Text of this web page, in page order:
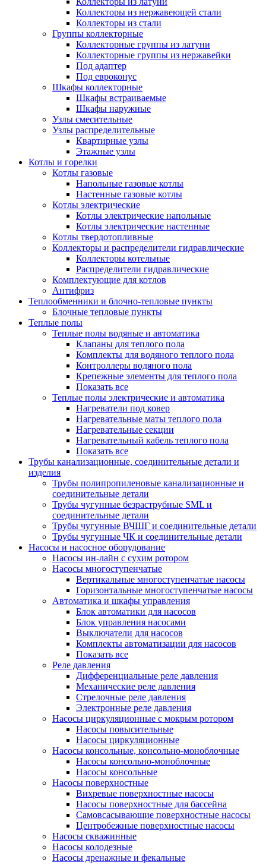
Коллекторы из нержавеющей стали
Коллекторы из стали
Группы коллекторные
Коллекторные группы из латуни
Коллекторные группы из нержавейки
Под адаптер
Под евроконус
Шкафы коллекторные
Шкафы встраиваемые
Шкафы наружные
Узлы смесительные
Узлы распределительные
Квартирные узлы
Этажные узлы
Котлы и горелки
Котлы газовые
Напольные газовые котлы
Настенные газовые котлы
Котлы электрические
Котлы электрические напольные
Котлы электрические настенные
Котлы твердотопливные
Коллекторы и распределители гидравлические
Коллекторы котельные
Распределители гидравлические
Комплектующие для котлов
Антифриз
Теплообменники и блочно-тепловые пункты
Блочные тепловые пункты
Теплые полы
Теплые полы водяные и автоматика
Клапаны для теплого пола
Комплекты для водяного теплого пола
Контроллеры водяного пола
Крепежные элементы для теплого пола
Показать все
Теплые полы электрические и автоматика
Нагреватели под ковер
Нагревательные маты теплого пола
Нагревательные секции
Нагревательный кабель теплого пола
Показать все
Трубы канализационные, соединительные детали и
изделия
Трубы полипропиленовые канализационные и
соединительные детали
Трубы чугунные безраструбные SML и
соединительные детали
Трубы чугунные ВЧШГ и соединительные детали
Трубы чугунные ЧК и соединительные детали
Насосы и насосное оборудование
Насосы ин-лайн с сухим ротором
Насосы многоступенчатые
Вертикальные многоступенчатые насосы
Горизонтальные многоступенчатые насосы
Автоматика и шкафы управления
Блок автоматики для насосов
Блок управления насосами
Выключатели для насосов
Комплекты автоматизации для насосов
Показать все
Реле давления
Дифференциальные реле давления
Механические реле давления
Стрелочные реле давления
Электронные реле давления
Насосы циркуляционные с мокрым ротором
Насосы повысительные
Насосы циркуляционные
Насосы консольные, консольно-моноблочные
Насосы консольно-моноблочные
Насосы консольные
Насосы поверхностные
Вихревые поверхностные насосы
Насосы поверхностные для бассейна
Самовсасывающие поверхностные насосы
Центробежные поверхностные насосы
Насосы скважинные
Насосы колодезные
Насосы дренажные и фекальные